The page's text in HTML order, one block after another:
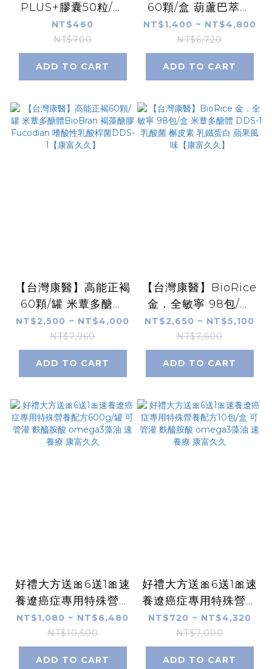
PLUS+膠囊50粒/罐
碳酸鈣 維生素D3 康
富久久
NT$460
NT$700
ADD TO CART
60顆/盒 葫蘆巴萃取
嗜酸性乳酸桿菌DDS-
1 副乾酪乳酸桿菌 比菲
德氏菌 康富久久
NT$1,400 ~ NT$4,800
NT$6,720
ADD TO CART
【台灣康醫】高能正褐
60顆/罐 米蕈多醣體
BioBran 褐藻醣膠
Fucodian 嗜酸性乳
酸桿菌DDS-1【康富
久久】
NT$2,500 ~ NT$4,000
NT$7,960
ADD TO CART
【台灣康醫】BioRice
金．全敏寧 98包/盒
米蕈多醣體 DDS-1乳
酸菌 槲皮素 乳鐵蛋白
蘋果風味【康富久久】
NT$2,650 ~ NT$5,100
NT$7,600
ADD TO CART
好禮大方送🎀6送1🎀速
養遼癌症專用特殊營養
配方600g/罐 可管灌
麩醯胺酸 omega3藻
油 速養療 康富久久
NT$1,080 ~ NT$6,480
NT$10,500
ADD TO CART
好禮大方送🎀6送1🎀速
養遼癌症專用特殊營養
配方10包/盒 可管灌
麩醯胺酸 omega3藻
油 速養療 康富久久
NT$720 ~ NT$4,320
NT$7,000
ADD TO CART